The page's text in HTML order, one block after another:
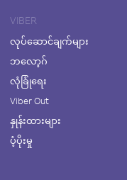
VIBER
လုပ်ဆောင်ချက်များ
ဘလော့ဂ်
လုံခြုံရေး
Viber Out
နှုန်းထားများ
ပံ့ပိုးမှု